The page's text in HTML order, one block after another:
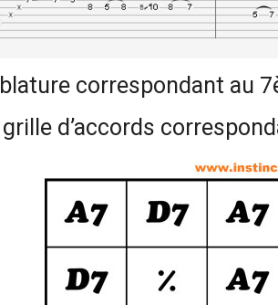
correspondant au
d’accords